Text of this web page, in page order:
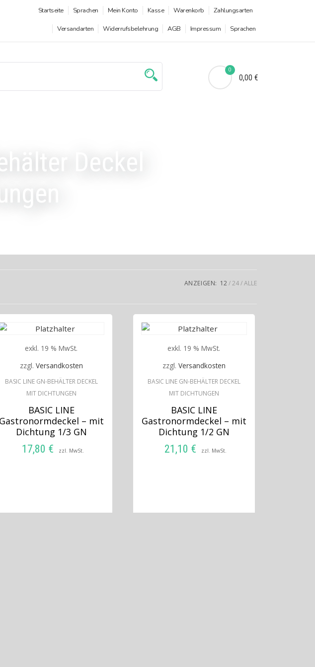
Startseite Sprachen Mein Konto Kasse Warenkorb Zahlungsarten
Versandarten Widerrufsbelehrung AGB Impressum Sprachen
0
0,00 €
Deckel
ANZEIGEN: 12 24 ALLE
exkl. 19 % MwSt.
zzgl. Versandkosten
BASIC LINE GN-BEHÄLTER DECKEL
MIT DICHTUNGEN
BASIC LINE
Gastronormdeckel – mit
Dichtung 1/3 GN
17,80 € zzl. MwSt.
exkl. 19 % MwSt.
zzgl. Versandkosten
BASIC LINE GN-BEHÄLTER DECKEL
MIT DICHTUNGEN
BASIC LINE
Gastronormdeckel – mit
Dichtung 1/2 GN
21,10 € zzl. MwSt.